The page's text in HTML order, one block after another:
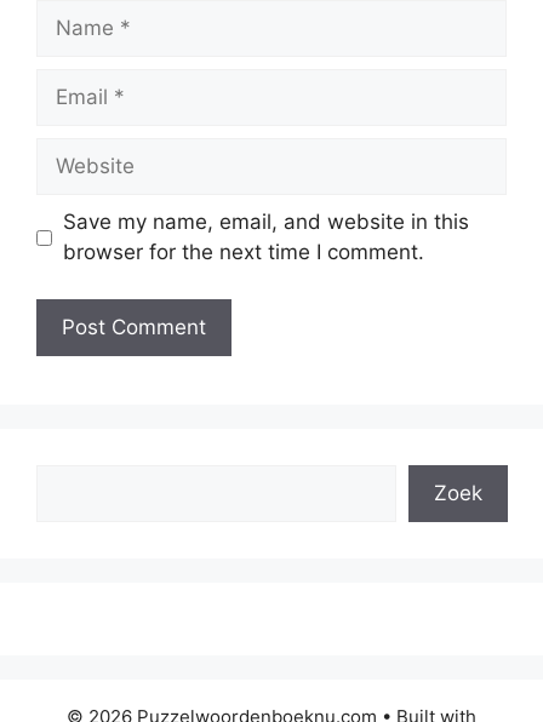
Name
Email
Website
Save my name, email, and website in this
browser for the next time I comment.
Zoek
© 2026 Puzzelwoordenboeknu.com • Built with